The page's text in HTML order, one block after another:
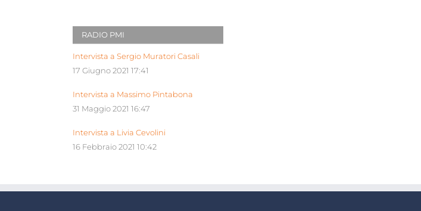
RADIO PMI
Intervista a Sergio Muratori Casali
17 Giugno 2021 17:41
Intervista a Massimo Pintabona
31 Maggio 2021 16:47
Intervista a Livia Cevolini
16 Febbraio 2021 10:42